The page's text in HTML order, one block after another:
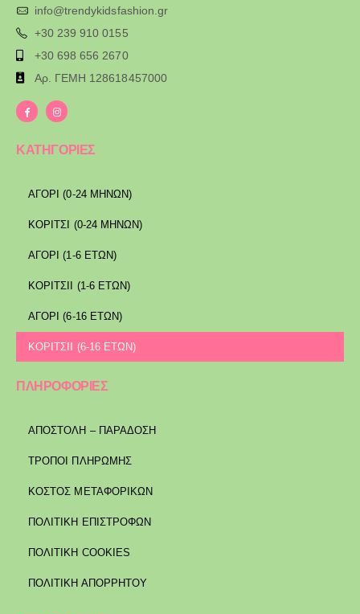
info@trendykidsfashion.gr
+30 239 910 0155
+30 698 656 2670
Αρ. ΓΕΜΗ 128618457000
ΚΑΤΗΓΟΡΙΕΣ
ΑΓΟΡΙ (0-24 ΜΗΝΩΝ)
ΚΟΡΙΤΣΙ (0-24 ΜΗΝΩΝ)
ΑΓΟΡΙ (1-6 ΕΤΩΝ)
ΚΟΡΙΤΣΙΙ (1-6 ΕΤΩΝ)
ΑΓΟΡΙ (6-16 ΕΤΩΝ)
ΚΟΡΙΤΣΙΙ (6-16 ΕΤΩΝ)
ΠΛΗΡΟΦΟΡΙΕΣ
ΑΠΟΣΤΟΛΉ – ΠΑΡΆΔΟΣΗ
ΤΡΌΠΟΙ ΠΛΗΡΩΜΉΣ
ΚΌΣΤΟΣ ΜΕΤΑΦΟΡΙΚΏΝ
ΠΟΛΙΤΙΚΉ ΕΠΙΣΤΡΟΦΏΝ
ΠΟΛΙΤΙΚΉ COOKIES
ΠΟΛΙΤΙΚΉ ΑΠΟΡΡΉΤΟΥ